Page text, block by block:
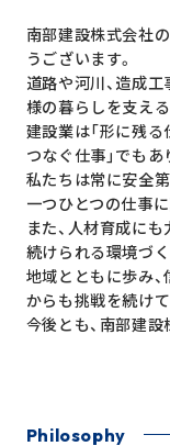
南部建設株式会社
うございます。
道路や河川、造成
様の暮らしを支え
建設業は「形に残る
つなぐ仕事」でもあ
私たちは常に安全
一つひとつの仕事
また、人材育成に
続けられる環境づ
地域とともに歩み
からも挑戦を続けて
今後とも、南部建
Philosophy